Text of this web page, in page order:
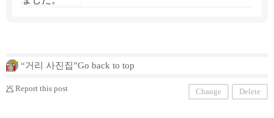
“거리 사진집”Go back to top
Report this post Change Delete